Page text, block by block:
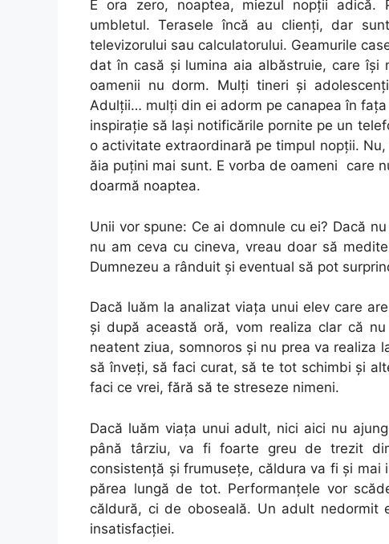
E ora zero, noaptea, miezul nopții
umbletul. Terasele încă au clienţi, dar
televizorului sau calculatorului. Geamurile
dat în casă și lumina aia albăstruie, care își
oamenii nu dorm. Mulți tineri și
Adulții… mulți din ei adorm pe canapea în
inspirație să lași notificările pornite pe un
o activitate extraordinară pe timpul nopții.
ăia puțini mai sunt. E vorba de oameni care
doarmă noaptea.
Unii vor spune: Ce ai domnule cu ei? Dacă
nu am ceva cu cineva, vreau doar să
Dumnezeu a rânduit și eventual să pot
Dacă luăm la analizat viața unui elev care
și după această oră, vom realiza clar că
neatent ziua, somnoros și nu prea va realiza
să înveți, să faci curat, să te tot schimbi și
faci ce vrei, fără să te streseze nimeni.
Dacă luăm viața unui adult, nici aici nu
până târziu, va fi foarte greu de trezit
consistență și frumusețe, căldura va fi și
părea lungă de tot. Performanțele vor
căldură, ci de oboseală. Un adult nedormit
insatisfacției.